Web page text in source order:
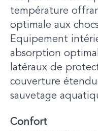
température
optimale aux
Equipement
absorption
latéraux de
couverture
sauvetage
Confort